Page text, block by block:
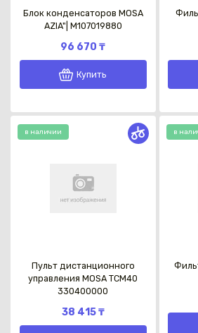
Блок конденсаторов MOSA
AZIA"| M107019880
96 670 ₸
Купить
в наличии
Пульт дистанционного
управления MOSA ТСМ40
330400000
38 415 ₸
в